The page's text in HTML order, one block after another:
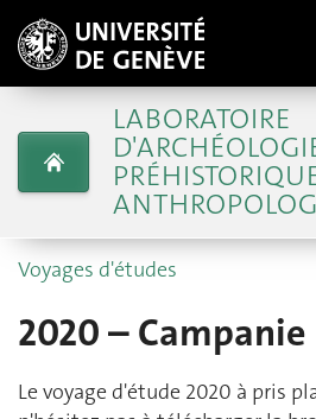
LABORATOIRE
Voyages d'études
2020 – Campanie
Le voyage d'étude 2020 à pris